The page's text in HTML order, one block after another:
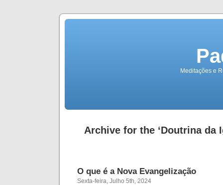
Meditações e
Archive for the ‘Doutrina da
O que é a Nova Evangelização
Sexta-feira, Julho 5th, 2024